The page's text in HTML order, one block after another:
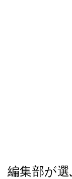
編集部が